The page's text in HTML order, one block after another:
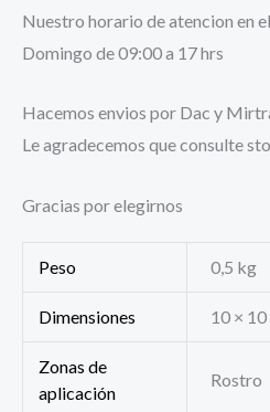
Nuestro horario de atencion en
Domingo de 09:00 a 17 hrs
Hacemos envios por Dac y
Le agradecemos que consulte
Gracias por elegirnos
Peso 0,5 kg
Dimensiones 10 ×
Zonas de
aplicación
Rostro